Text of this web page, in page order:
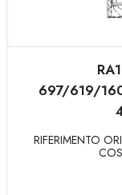
697/619/
RIFERIMENTO